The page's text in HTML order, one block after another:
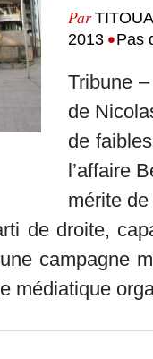
Par
2013 •Pas
Tribune
de
de
l’affaire
mérite
de droite,
campagne
médiatique